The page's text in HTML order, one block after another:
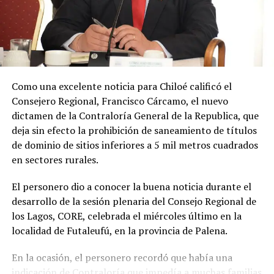
avanzando en una necesidad escolar que es evidente
y hoy he podido concretar el principal enlace con el
Ministerio de Educación.»
Soto Díaz también destacó su continuo apoyo a la
comunidad:«En paralelo, he estado acompañando a
la comunidad en lo que fue su presentación al
concejo municipal, donde ya evaluamos aportar a
este sueño con la futura compra de un terreno que
permita el crecimiento de la escuela y así poder
albergar la enseñanza media que todos anhelamos.»
«Es un orgullo aportar al sueño educativo de esta
comunidad. Desde su equipo profesional han hecho
invaluables aportes a nuestra identidad. Son un
grupo fantástico, con grandes liderazgos que hoy son
nuestro país,»concluyó.
Como una excelente noticia para Chiloé calificó el
Consejero Regional, Francisco Cárcamo, el nuevo
dictamen de la Contraloría General de la Republica, que
deja sin efecto la prohibición de saneamiento de títulos
de dominio de sitios inferiores a 5 mil metros cuadrados
en sectores rurales.
El personero dio a conocer la buena noticia durante el
desarrollo de la sesión plenaria del Consejo Regional de
los Lagos, CORE, celebrada el miércoles último en la
localidad de Futaleufú, en la provincia de Palena.
En la ocasión, el personero recordó que había una